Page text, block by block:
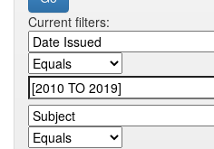
Current filters: